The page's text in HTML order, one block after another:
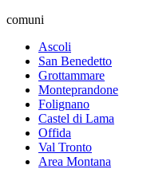
comuni
Ascoli
San Benedetto
Grottammare
Monteprandone
Folignano
Castel di Lama
Offida
Val Tronto
Area Montana